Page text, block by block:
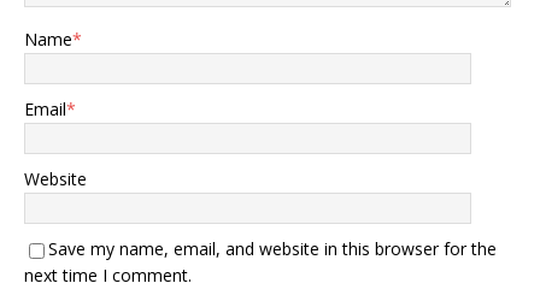
Name*
Email*
Website
Save my name, email, and website in this browser for the
next time I comment.